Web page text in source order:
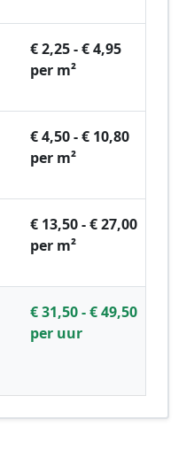
€ 2,25 - € 4,95
per m²
€ 4,50 - € 10,80
per m²
€ 13,50 - € 27,00
per m²
€ 31,50 - € 49,50
per uur